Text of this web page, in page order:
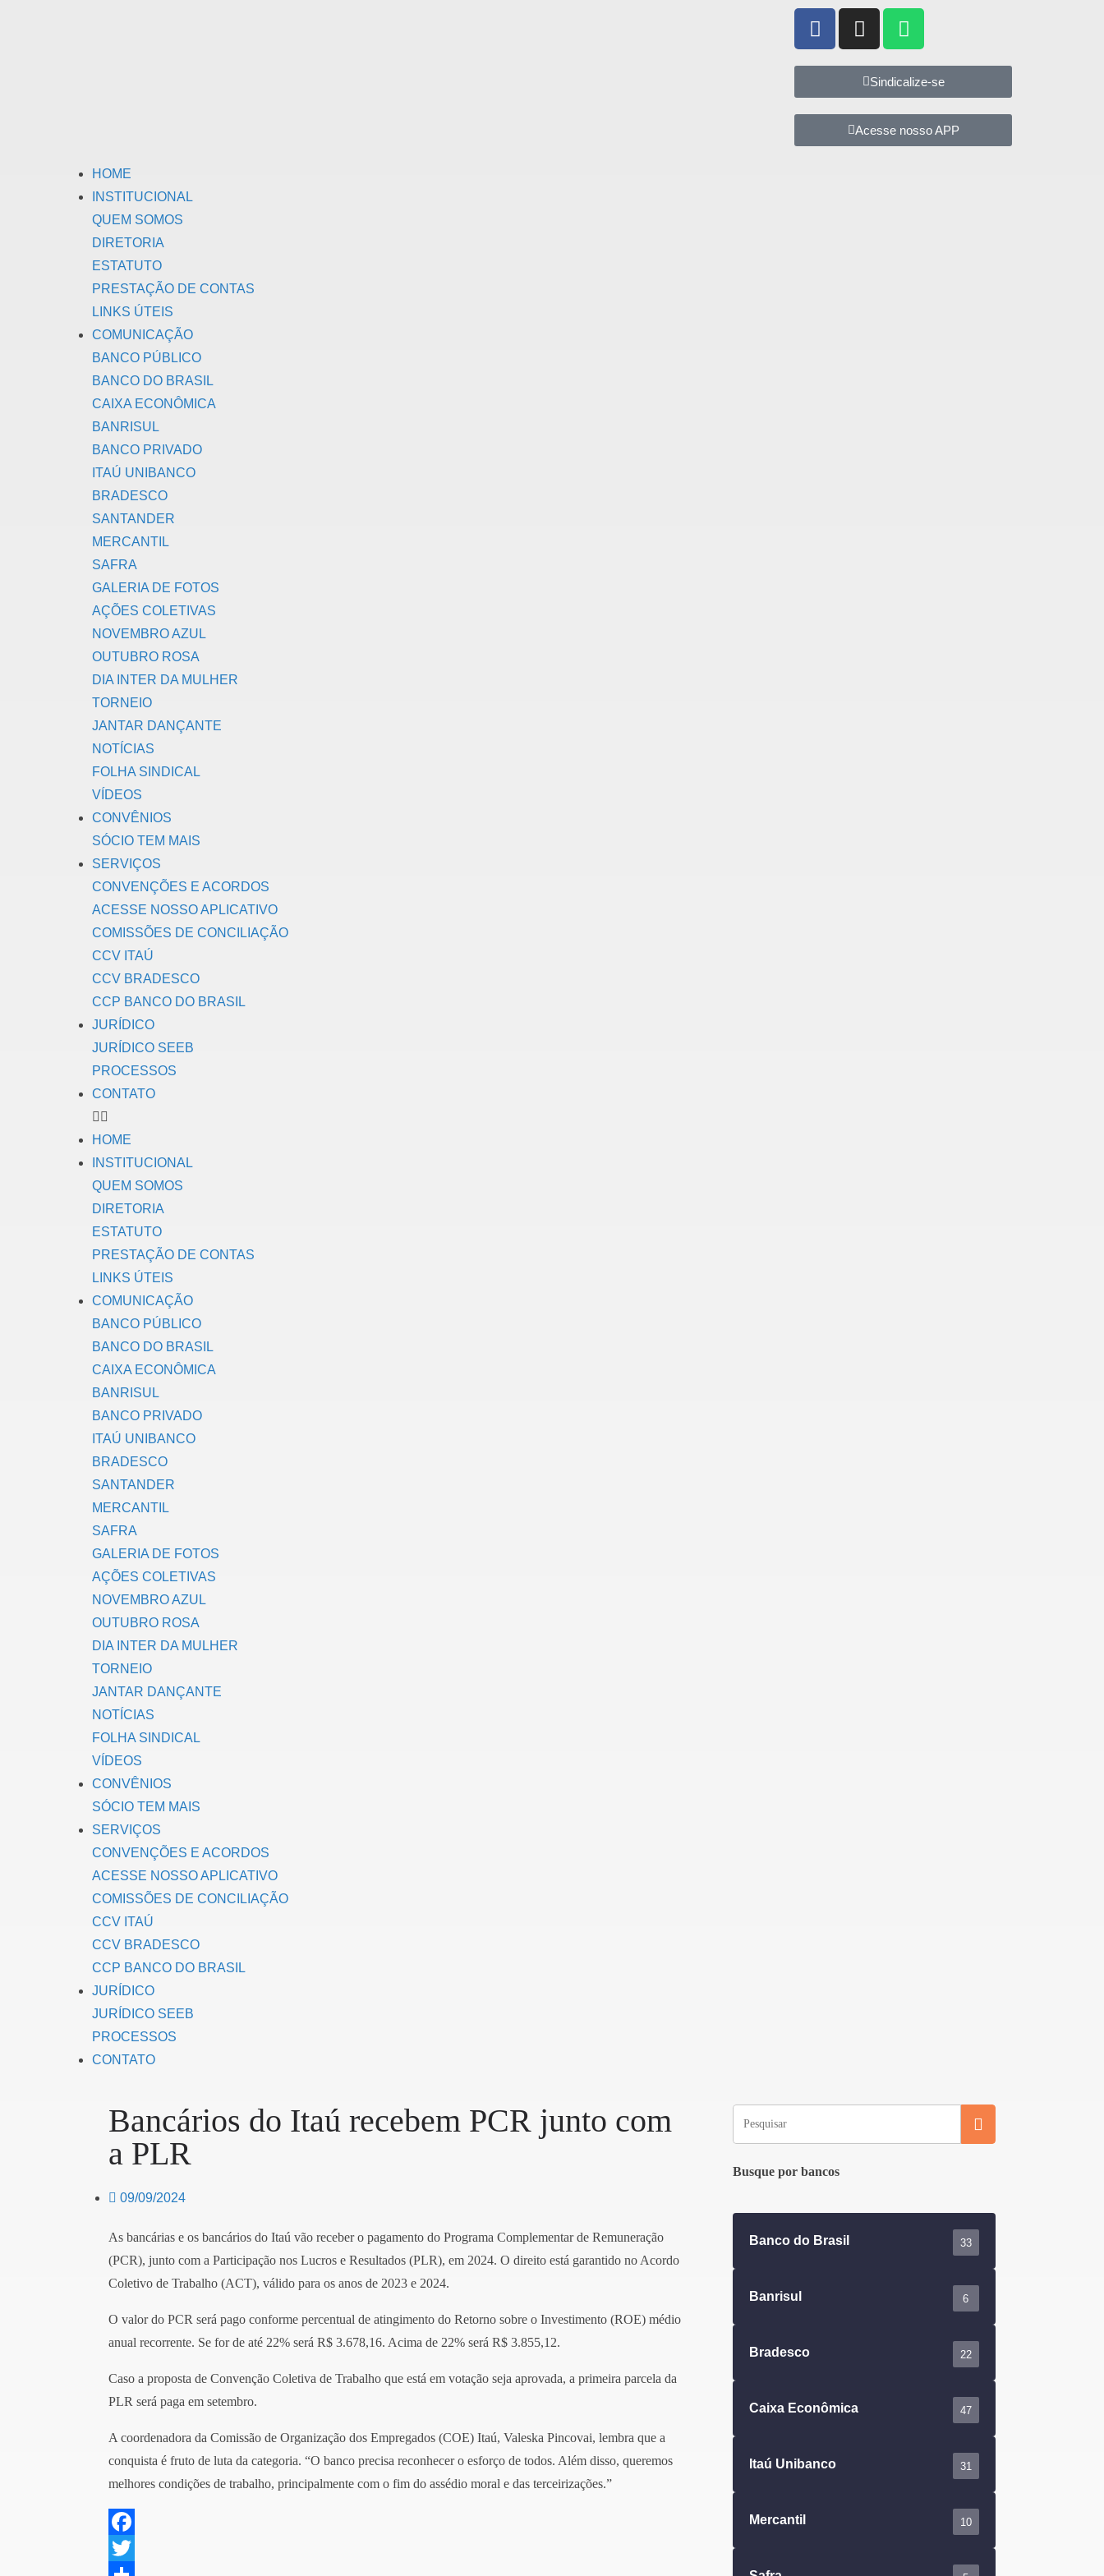
Sindicalize-se
Acesse nosso APP
HOME
INSTITUCIONAL
QUEM SOMOS
DIRETORIA
ESTATUTO
PRESTAÇÃO DE CONTAS
LINKS ÚTEIS
COMUNICAÇÃO
BANCO PÚBLICO
BANCO DO BRASIL
CAIXA ECONÔMICA
BANRISUL
BANCO PRIVADO
ITAÚ UNIBANCO
BRADESCO
SANTANDER
MERCANTIL
SAFRA
GALERIA DE FOTOS
AÇÕES COLETIVAS
NOVEMBRO AZUL
OUTUBRO ROSA
DIA INTER DA MULHER
TORNEIO
JANTAR DANÇANTE
NOTÍCIAS
FOLHA SINDICAL
VÍDEOS
CONVÊNIOS
SÓCIO TEM MAIS
SERVIÇOS
CONVENÇÕES E ACORDOS
ACESSE NOSSO APLICATIVO
COMISSÕES DE CONCILIAÇÃO
CCV ITAÚ
CCV BRADESCO
CCP BANCO DO BRASIL
JURÍDICO
JURÍDICO SEEB
PROCESSOS
CONTATO
HOME
INSTITUCIONAL
QUEM SOMOS
DIRETORIA
ESTATUTO
PRESTAÇÃO DE CONTAS
LINKS ÚTEIS
COMUNICAÇÃO
BANCO PÚBLICO
BANCO DO BRASIL
CAIXA ECONÔMICA
BANRISUL
BANCO PRIVADO
ITAÚ UNIBANCO
BRADESCO
SANTANDER
MERCANTIL
SAFRA
GALERIA DE FOTOS
AÇÕES COLETIVAS
NOVEMBRO AZUL
OUTUBRO ROSA
DIA INTER DA MULHER
TORNEIO
JANTAR DANÇANTE
NOTÍCIAS
FOLHA SINDICAL
VÍDEOS
CONVÊNIOS
SÓCIO TEM MAIS
SERVIÇOS
CONVENÇÕES E ACORDOS
ACESSE NOSSO APLICATIVO
COMISSÕES DE CONCILIAÇÃO
CCV ITAÚ
CCV BRADESCO
CCP BANCO DO BRASIL
JURÍDICO
JURÍDICO SEEB
PROCESSOS
CONTATO
Bancários do Itaú recebem PCR junto com
a PLR
09/09/2024
As bancárias e os bancários do Itaú vão receber o pagamento do Programa Complementar de Remuneração
(PCR), junto com a Participação nos Lucros e Resultados (PLR), em 2024. O direito está garantido no Acordo
Coletivo de Trabalho (ACT), válido para os anos de 2023 e 2024.
O valor do PCR será pago conforme percentual de atingimento do Retorno sobre o Investimento (ROE) médio
anual recorrente. Se for de até 22% será R$ 3.678,16. Acima de 22% será R$ 3.855,12.
Caso a proposta de Convenção Coletiva de Trabalho que está em votação seja aprovada, a primeira parcela da
PLR será paga em setembro.
A coordenadora da Comissão de Organização dos Empregados (COE) Itaú, Valeska Pincovai, lembra que a
conquista é fruto de luta da categoria. “O banco precisa reconhecer o esforço de todos. Além disso, queremos
melhores condições de trabalho, principalmente com o fim do assédio moral e das terceirizações.”
F
Busque por bancos
Banco do Brasil 33
Banrisul 6
Bradesco 22
Caixa Econômica 47
Itaú Unibanco 31
Mercantil 10